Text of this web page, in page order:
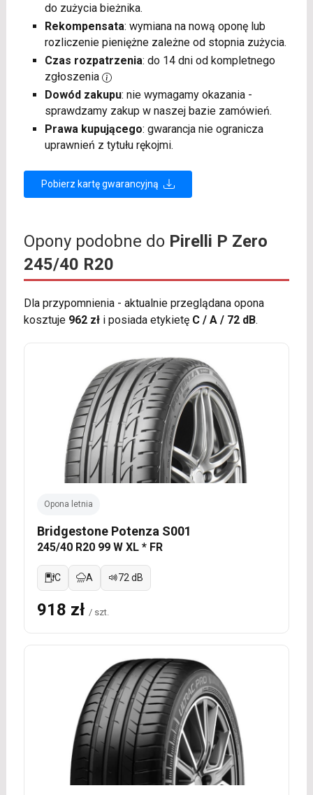
do zużycia bieżnika.
Rekompensata: wymiana na nową oponę lub
rozliczenie pieniężne zależne od stopnia zużycia.
Czas rozpatrzenia: do 14 dni od kompletnego
zgłoszenia
Dowód zakupu: nie wymagamy okazania -
sprawdzamy zakup w naszej bazie zamówień.
Prawa kupującego: gwarancja nie ogranicza
uprawnień z tytułu rękojmi.
Pobierz kartę gwarancyjną
Opony podobne do Pirelli P Zero
245/40 R20
Dla przypomnienia - aktualnie przeglądana opona
kosztuje 962 złi posiada etykietę C / A / 72 dB.
Opona letnia
Bridgestone Potenza S001
245/40 R20 99 W XL * FR
C A 72 dB
918 zł / szt.